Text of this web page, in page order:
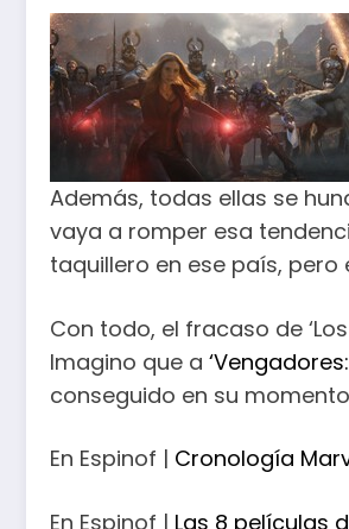
Además, todas ellas se
vaya a romper esa
taquillero en ese país, pero
Con todo, el fracaso de
Imagino que a
conseguido en su
En Espinof | Cronología
En Espinof | Las 8 películas